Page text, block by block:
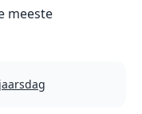
meeste